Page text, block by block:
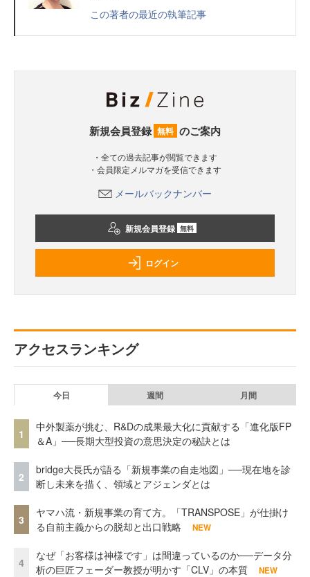
この著者の最近の執筆記事
新規会員登録 無料 のご案内
・全ての過去記事が閲覧できます
・会員限定メルマガを受信できます
メールバックナンバー
新規会員登録 無料
ログイン
アクセスランキング
今日 週間 月間
1
中外製薬が挑む、R&Dの成果最大化に貢献する「進化版FP
＆A」──長期大型投資の意思決定の秘訣とは
2
bridge大長氏が語る「新規事業の自走地図」──現在地を診
断し未来を描く、領域とアジェンダとは
3
ヤマハ流・新規事業の育て方。「TRANSPOSE」が仕掛け
る自前主義からの脱却と出口戦略
NEW
4
なぜ「お客様は神様です」は間違っているのか──データ分
析の巨匠フェーダー教授が明かす「CLV」の本質
NEW